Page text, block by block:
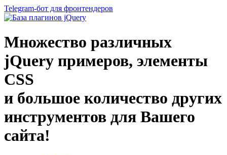
Telegram-бот для фронтендеров
Множество различных
jQuery примеров, элементы
CSS
и большое количество других
инструментов для Вашего
сайта!